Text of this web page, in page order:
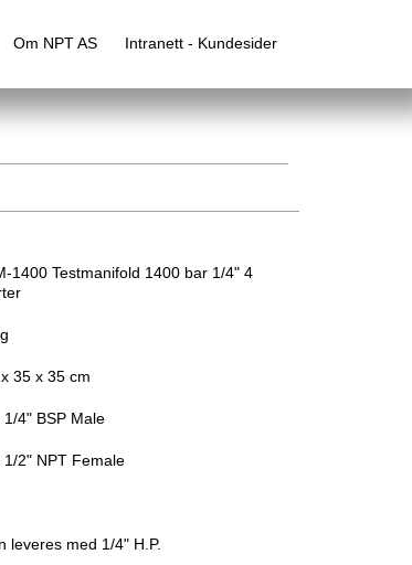
Om NPT AS Intranett - Kundesider
1400 Testmanifold 1400 bar 1/4" 4
35 x 35 cm
1/4" BSP Male
1/2" NPT Female
leveres med 1/4" H.P.